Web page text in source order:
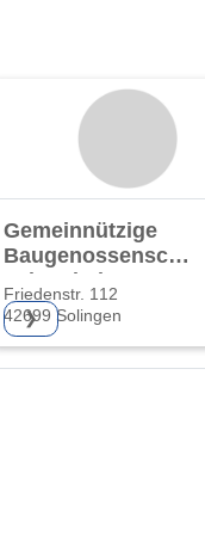
Gemeinnützige
Baugenossenschaft
"Eigenheim" eG
Friedenstr. 112
42699 Solingen
❯